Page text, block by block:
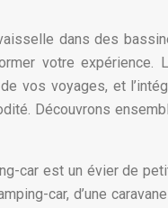
dans des
votre expérience.
vos voyages, et
Découvrons
car est un évier de
car, d’une